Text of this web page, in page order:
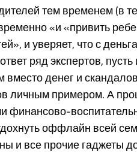
тем временем (в
«и «привить
и уверяет, что с
ряд экспертов,
вместо денег и
личным примером. А
финансово-
оффлайн всей
и все прочие гаджеты